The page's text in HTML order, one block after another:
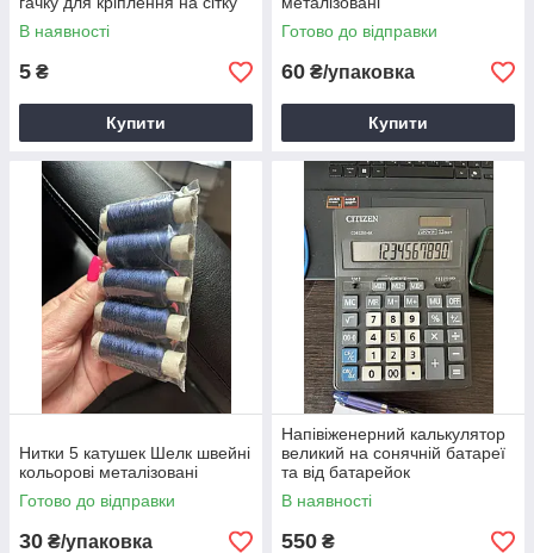
або волосінь
В наявності
5 ₴
Купити
Готово до відправки
60 ₴/упаковка
Купити
Нитки 5 катушек Шелк швейні
кольорові металізовані
Готово до відправки
30 ₴/упаковка
Напівіженерний калькулятор
великий на сонячній батареї
та від батарейок
В наявності
550 ₴